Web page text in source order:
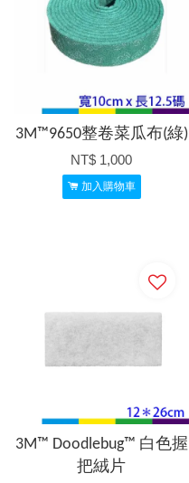
3M™9650整卷菜瓜布(綠)
NT$ 1,000
加入購物車
3M™ Doodlebug™ 白色握
把絨片